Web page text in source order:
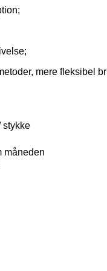
mere fleksibel
stykke
måneden